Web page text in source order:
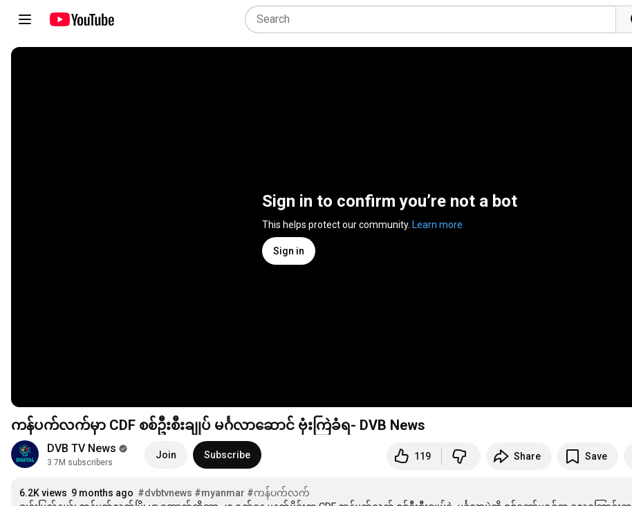
Sign in to confirm you’re not a bot
This helps protect our community. Learn more
Sign in
ကန်ပက်လက်မှာ CDF စစ်ဦးစီးချုပ် မင်္ဂလာဆောင် ဗုံးကြဲခံရ- DVB News
DVB TV News
3.7M subscribers
Join Subscribe 119 Share Save
6.2K views 9 months ago #dvbtvnews #myanmar #ကန်ပက်လက်